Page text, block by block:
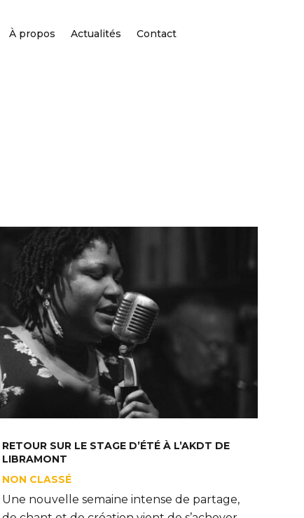
À propos Actualités Contact
RETOUR SUR LE STAGE D’ÉTÉ À L’AKDT DE
LIBRAMONT
NON CLASSÉ
Une nouvelle semaine intense de partage,